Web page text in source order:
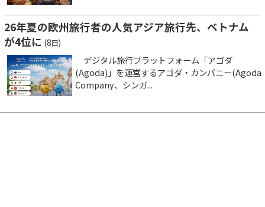
26年夏の欧州旅行者の人気アジア旅行先、ベトナム
が4位に (8日)
デジタル旅行プラットフォーム「アゴダ
(Agoda)」を運営するアゴダ・カンパニー(Agoda
Company、シンガ...